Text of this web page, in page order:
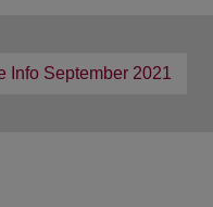
Info September 2021